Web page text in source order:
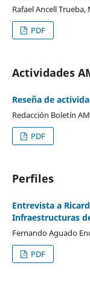
Rafael Ancell
PDF
Actividades
Reseña de
Redacción Boletín
PDF
Perfiles
Entrevista a
Infraestructuras
Fernando Aguado
PDF